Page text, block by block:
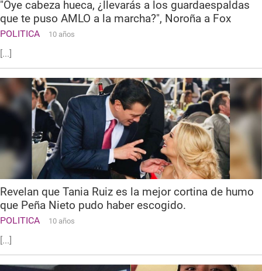
"Oye cabeza hueca, ¿llevarás a los guardaespaldas
que te puso AMLO a la marcha?", Noroña a Fox
POLITICA 10 años
[...]
Revelan que Tania Ruiz es la mejor cortina de humo
que Peña Nieto pudo haber escogido.
POLITICA 10 años
[...]